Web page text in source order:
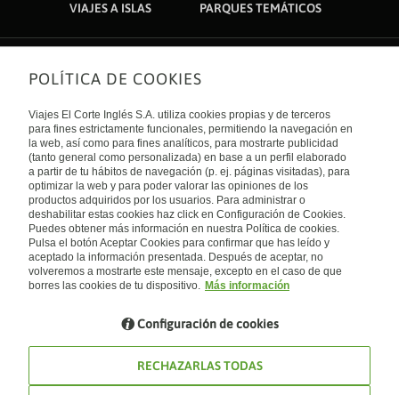
VIAJES A ISLAS
PARQUES TEMÁTICOS
Sobre nosotros
Quiénes somos
Financiación
Sostenibilidad
Turismo accesible
Tarjeta El Corte Inglés
Trabaja con nosotros
El Corte Inglés
Canal Ético
Enlaces de interés
Guías de viaje
Catálogos
Auto check-in
Condiciones Generales
Política de privacidad
Política de cookies
Accesibilidad
Empresas/ Grupos
Internacional
España
Visita nuestro blog
Blog de Viajes el Corte inglés
POLÍTICA DE COOKIES
Viajes El Corte Inglés S.A. utiliza cookies propias y de terceros
para fines estrictamente funcionales, permitiendo la navegación en
la web, así como para fines analíticos, para mostrarte publicidad
(tanto general como personalizada) en base a un perfil elaborado
a partir de tu hábitos de navegación (p. ej. páginas visitadas), para
optimizar la web y para poder valorar las opiniones de los
productos adquiridos por los usuarios. Para administrar o
deshabilitar estas cookies haz click en Configuración de Cookies.
Puedes obtener más información en nuestra Política de cookies.
Pulsa el botón Aceptar Cookies para confirmar que has leído y
aceptado la información presentada. Después de aceptar, no
volveremos a mostrarte este mensaje, excepto en el caso de que
borres las cookies de tu dispositivo. Más información
Configuración de cookies
RECHAZARLAS TODAS